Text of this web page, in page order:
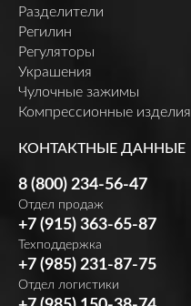
Разделители
Регилин
Регуляторы
Украшения
Чулочные зажимы
Компрессионные изделия
КОНТАКТНЫЕ ДАННЫЕ
8 (800) 234-56-47
Отдел продаж
+7 (915) 363-65-87
Техподдержка
+7 (985) 231-87-75
Отдел логистики